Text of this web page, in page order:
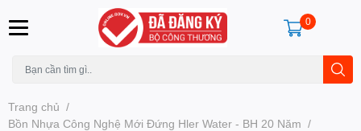
0
Trang chủ /
Bồn Nhựa Công Nghệ Mới Đứng Hler Water - BH 20 Năm /